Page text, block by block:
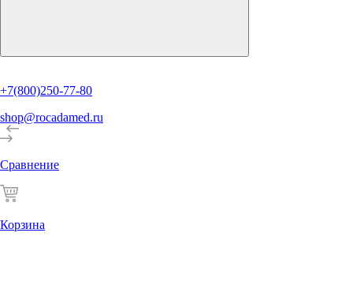
+7(800)250-77-80
shop@rocadamed.ru
Сравнение
Корзина